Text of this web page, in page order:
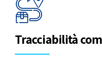
Tracciabilità